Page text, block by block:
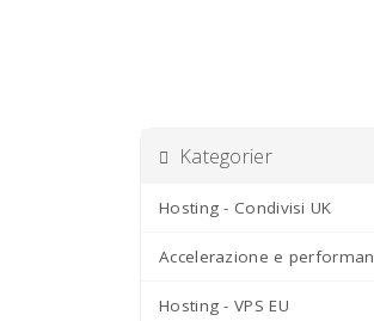
Kategorier
Hosting - Condivisi UK
Accelerazione e
Hosting - VPS EU